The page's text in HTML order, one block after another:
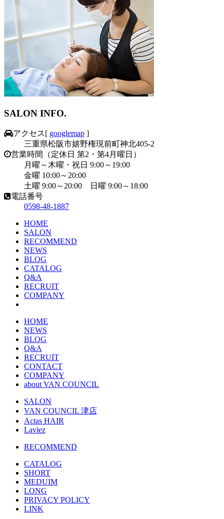
SALON INFO.
アクセス[ googlemap ]
三重県松阪市嬉野権現前町神北405-2
営業時間（定休日 第2・第4月曜日）
月曜～木曜・祝日 9:00～19:00
金曜 10:00～20:00
土曜 9:00～20:00 日曜 9:00～18:00
電話番号
0598-48-1887
HOME
SALON
RECOMMEND
NEWS
BLOG
CATALOG
Q&A
RECRUIT
COMPANY
HOME
NEWS
BLOG
Q&A
RECRUIT
CONTACT
COMPANY
about VAN COUNCIL
SALON
VAN COUNCIL 津店
Actas HAIR
Laviez
RECOMMEND
CATALOG
SHORT
MEDUIM
LONG
PRIVACY POLICY
LINK